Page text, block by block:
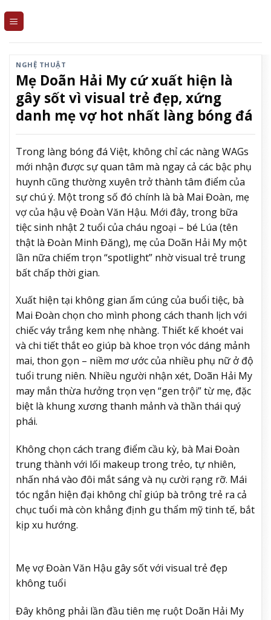
NGHỆ THUẬT
Mẹ Doãn Hải My cứ xuất hiện là
gây sốt vì visual trẻ đẹp, xứng
danh mẹ vợ hot nhất làng bóng đá
Trong làng bóng đá Việt, không chỉ các nàng WAGs
mới nhận được sự quan tâm mà ngay cả các bậc phụ
huynh cũng thường xuyên trở thành tâm điểm của
sự chú ý. Một trong số đó chính là bà Mai Đoàn, mẹ
vợ của hậu vệ Đoàn Văn Hậu. Mới đây, trong bữa
tiệc sinh nhật 2 tuổi của cháu ngoại – bé Lúa (tên
thật là Đoàn Minh Đăng), mẹ của Doãn Hải My một
lần nữa chiếm trọn “spotlight” nhờ visual trẻ trung
bất chấp thời gian.
Xuất hiện tại không gian ấm cúng của buổi tiệc, bà
Mai Đoàn chọn cho mình phong cách thanh lịch với
chiếc váy trắng kem nhẹ nhàng. Thiết kế khoét vai
và chi tiết thắt eo giúp bà khoe trọn vóc dáng mảnh
mai, thon gọn – niềm mơ ước của nhiều phụ nữ ở độ
tuổi trung niên. Nhiều người nhận xét, Doãn Hải My
may mắn thừa hưởng trọn vẹn “gen trội” từ mẹ, đặc
biệt là khung xương thanh mảnh và thần thái quý
phái.
Không chọn cách trang điểm cầu kỳ, bà Mai Đoàn
trung thành với lối makeup trong trẻo, tự nhiên,
nhấn nhá vào đôi mắt sáng và nụ cười rạng rỡ. Mái
tóc ngắn hiện đại không chỉ giúp bà trông trẻ ra cả
chục tuổi mà còn khẳng định gu thẩm mỹ tinh tế, bắt
kịp xu hướng.
Mẹ vợ Đoàn Văn Hậu gây sốt với visual trẻ đẹp
không tuổi
Đây không phải lần đầu tiên mẹ ruột Doãn Hải My